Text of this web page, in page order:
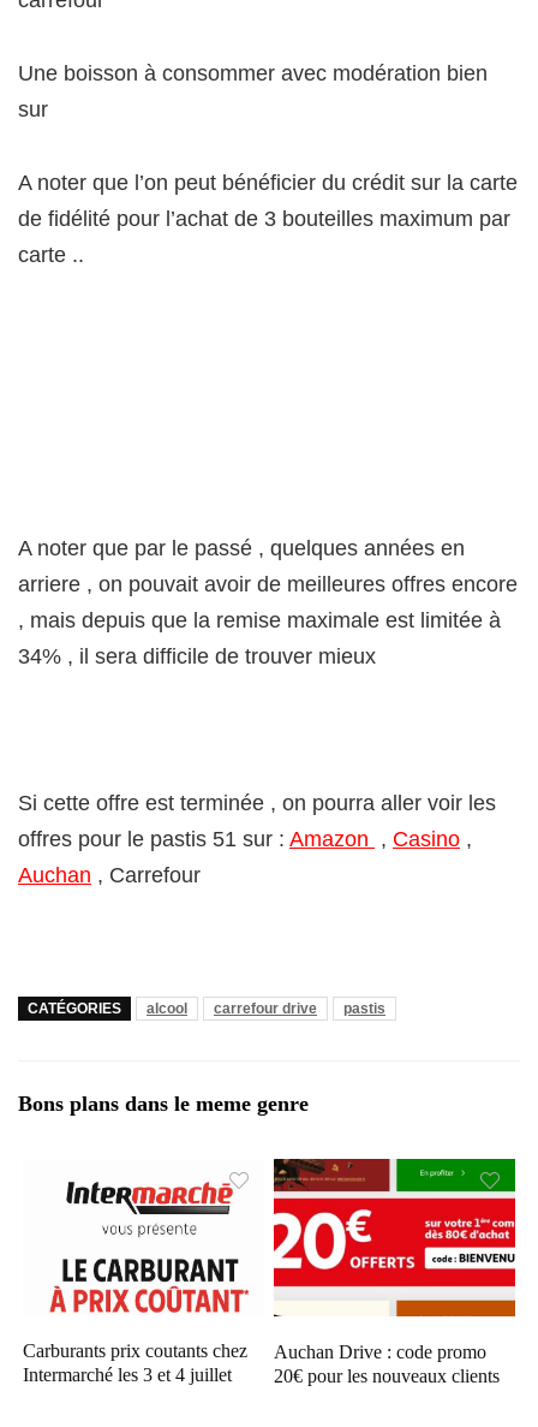
Une boisson à consommer avec modération bien
sur
A noter que l’on peut bénéficier du crédit sur la carte
de fidélité pour l’achat de 3 bouteilles maximum par
carte ..
A noter que par le passé , quelques années en
arriere , on pouvait avoir de meilleures offres encore
, mais depuis que la remise maximale est limitée à
34% , il sera difficile de trouver mieux
Si cette offre est terminée , on pourra aller voir les
offres pour le pastis 51 sur : Amazon , Casino ,
Auchan , Carrefour
CATÉGORIES alcool carrefour drive pastis
Bons plans dans le meme genre
Carburants prix coutants chez
Intermarché les 3 et 4 juillet
Auchan Drive : code promo
20€ pour les nouveaux clients